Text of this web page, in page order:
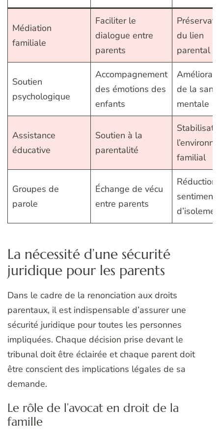
Médiation
familiale
Faciliter le
dialogue entre
parents
du lien
parental
Soutien
psychologique
Accompagnement
des émotions des
enfants
de la
mentale
Assistance
éducative
Soutien à la
parentalité
familial
Groupes de
parole
Échange de vécu
entre parents
Réduction
sentiment
La nécessité d’une sécurité
juridique pour les parents
Dans le cadre de la renonciation aux droits
parentaux, il est indispensable d’assurer une
sécurité juridique pour toutes les personnes
impliquées. Chaque décision prise devant le
tribunal doit être éclairée et chaque parent doit
être conscient des implications légales de sa
demande.
Le rôle de l’avocat en droit de la
famille